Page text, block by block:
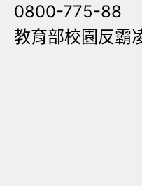
0800-775-88
教育部校園反霸